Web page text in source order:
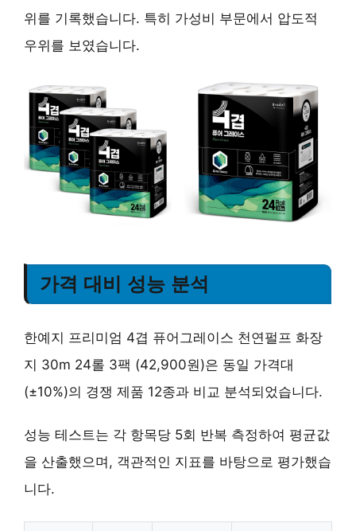
위를 기록했습니다. 특히 가성비 부문에서 압도적
우위를 보였습니다.
가격 대비 성능 분석
한예지 프리미엄 4겹 퓨어그레이스 천연펄프 화장
지 30m 24롤 3팩 (42,900원)은 동일 가격대
(±10%)의 경쟁 제품 12종과 비교 분석되었습니다.
성능 테스트는 각 항목당 5회 반복 측정하여 평균값
을 산출했으며, 객관적인 지표를 바탕으로 평가했습
니다.